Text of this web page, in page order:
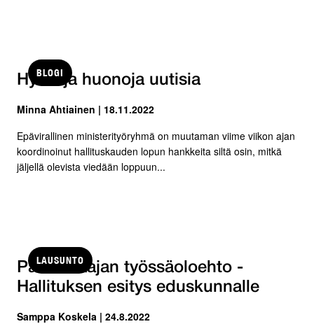
BLOGI
Hyviä ja huonoja uutisia
Minna Ahtiainen | 18.11.2022
Epävirallinen ministerityöryhmä on muutaman viime viikon ajan
koordinoinut hallituskauden lopun hankkeita siltä osin, mitkä
jäljellä olevista viedään loppuun...
LAUSUNTO
Palkansaajan työssäoloehto -
Hallituksen esitys eduskunnalle
Samppa Koskela | 24.8.2022